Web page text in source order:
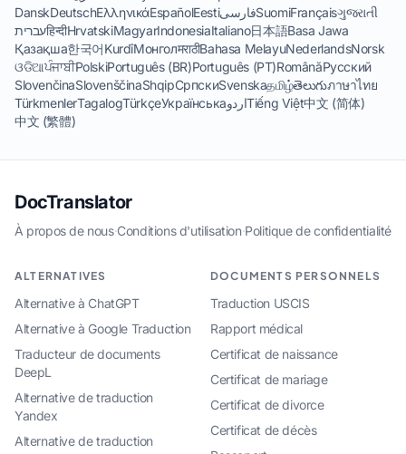
DanskDeutschΕλληνικάEspañolEestiفارسیSuomiFrançaisગુજરાતી
עבריתहिन्दीHrvatskiMagyarIndonesiaItaliano日本語Basa Jawa
Қазақша한국어KurdîМонголमराठीBahasa MelayuNederlandsNorsk
ଓଡିଆਪੰਜਾਬੀPolskiPortuguês (BR)Português (PT)RomânăРусский
SlovenčinaSlovenščinaShqipСрпскиSvenskaதமிழ்తెలుగుภาษาไทย
TürkmenlerTagalogTürkçeУкраїнськаاردوTiếng Việt中文 (简体)
中文 (繁體)
DocTranslator
À propos de nous·Conditions d'utilisation·Politique de confidentialité
ALTERNATIVES
Alternative à ChatGPT
Alternative à Google Traduction
Traducteur de documents
DeepL
Alternative de traduction
Yandex
Alternative de traduction
DOCUMENTS PERSONNELS
Traduction USCIS
Rapport médical
Certificat de naissance
Certificat de mariage
Certificat de divorce
Certificat de décès